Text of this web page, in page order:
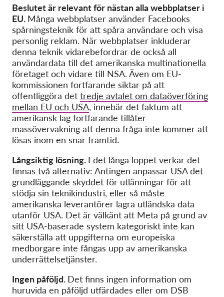
Beslutet är relevant för nästan alla webbplatser i
EU. Många webbplatser använder Facebooks
spårningsteknik för att spåra användare och visa
personlig reklam. När webbplatser inkluderar
denna teknik vidarebefordrar de också all
användardata till det amerikanska multinationella
företaget och vidare till NSA. Även om EU-
kommissionen fortfarande siktar på att
offentliggöra det tredje avtalet om dataöverföring
mellan EU och USA, innebär det faktum att
amerikansk lag fortfarande tillåter
massövervakning att denna fråga inte kommer att
lösas inom en snar framtid.
Långsiktig lösning. I det långa loppet verkar det
finnas två alternativ: Antingen anpassar USA det
grundläggande skyddet för utlänningar för att
stödja sin teknikindustri, eller så måste
amerikanska leverantörer lagra utländska data
utanför USA. Det är välkänt att Meta på grund av
sitt USA-baserade system kategoriskt inte kan
säkerställa att uppgifterna om europeiska
medborgare inte fångas upp av amerikanska
underrättelsetjänster.
Ingen påföljd. Det finns ingen information om
huruvida en påföljd utfärdades eller om DSB